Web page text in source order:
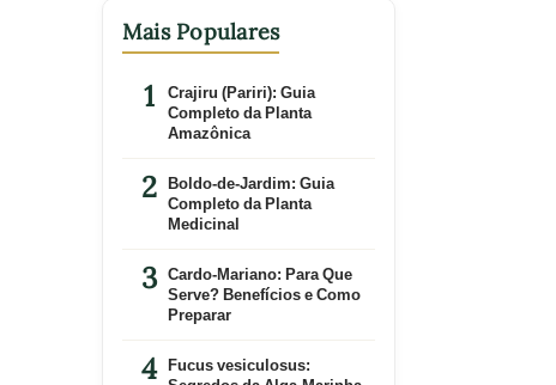
Mais Populares
Crajiru (Pariri): Guia
Completo da Planta
Amazônica
Boldo-de-Jardim: Guia
Completo da Planta
Medicinal
Cardo-Mariano: Para Que
Serve? Benefícios e Como
Preparar
Fucus vesiculosus: